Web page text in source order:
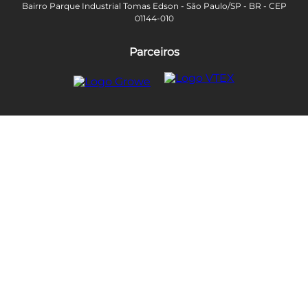
Bairro Parque Industrial Tomas Edson - São Paulo/SP - BR - CEP
01144-010
Parceiros